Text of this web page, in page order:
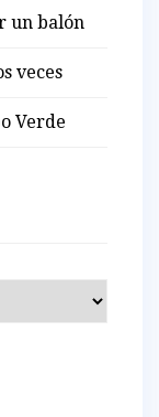
un balón
veces
Verde